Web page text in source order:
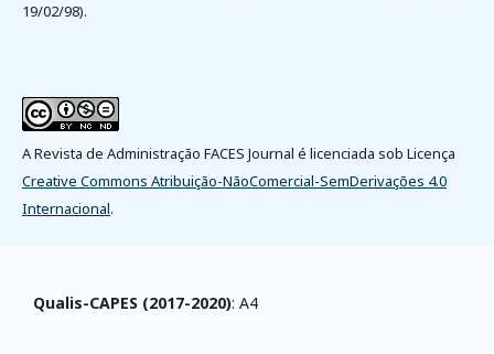
19/02/98).
A Revista de Administração FACES Journal é licenciada sob Licença
Creative Commons Atribuição-NãoComercial-SemDerivações 4.0
Internacional.
Qualis-CAPES (2017-2020): A4